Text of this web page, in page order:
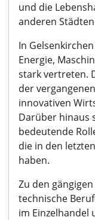
und die
anderen
In
Energie,
stark vertreten.
der
innovativen
Darüber hinaus
bedeutende
die in den
haben.
Zu den
technische
im Einzelhandel